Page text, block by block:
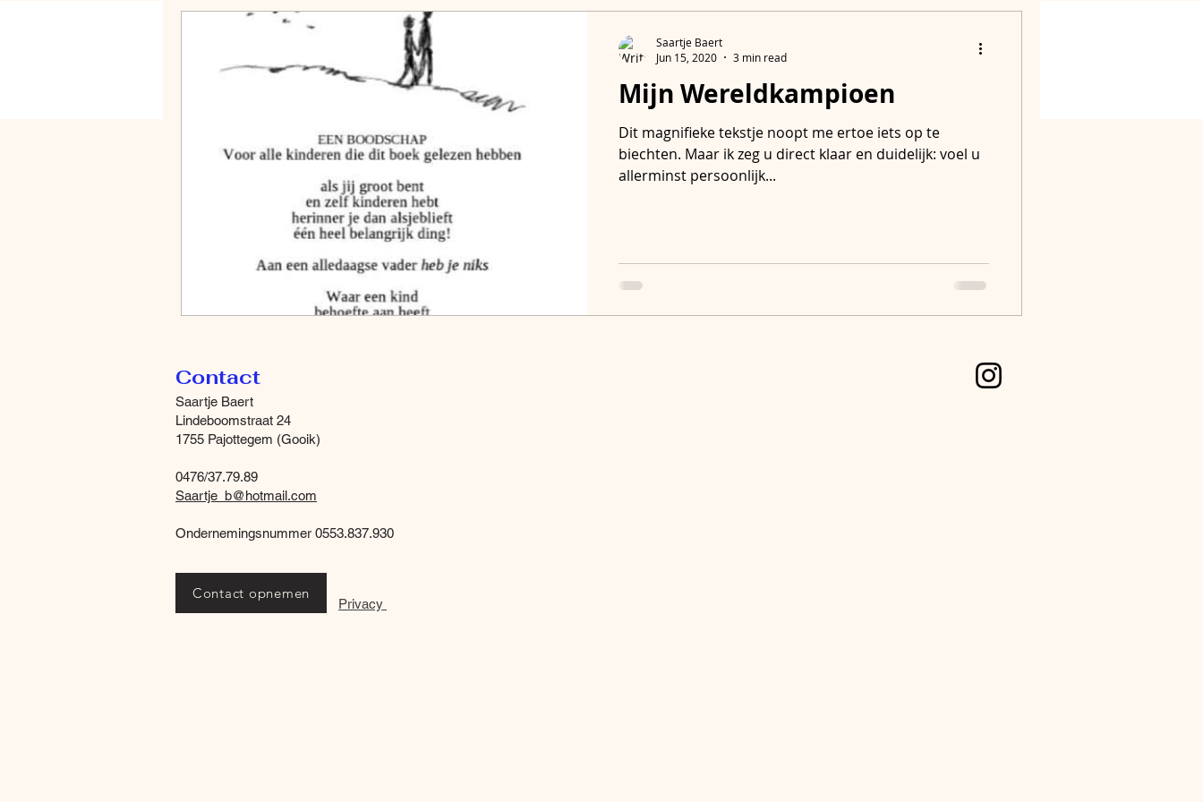
Vormingen Print & Go! Webshop
Mijn Wereldkampioen
Dit magnifieke tekstje noopt me ertoe iets op te
biechten. Maar ik zeg u direct klaar en duidelijk: voel u
allerminst persoonlijk...
Saartje Baert
Jun 15, 2020
3 min read
Contact
Saartje Baert
Lindeboomstraat 24
1755 Pajottegem (Gooik)
0476/37.79.89
Saartje_b@hotmail.com
Ondernemingsnummer 0553.837.930
Contact opnemen
Privacy